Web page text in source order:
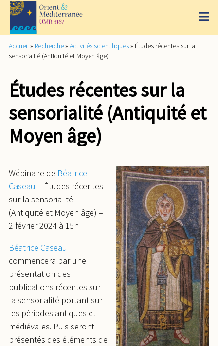
Accueil » Recherche » Activités scientifiques » Études récentes sur la
sensorialité (Antiquité et Moyen âge)
Études récentes sur la
sensorialité (Antiquité et
Moyen âge)
Wébinaire de Béatrice
Caseau – Études récentes
sur la sensorialité
(Antiquité et Moyen âge) –
2 février 2024 à 15h
Béatrice Caseau
commencera par une
présentation des
publications récentes sur
la sensorialité portant sur
les périodes antiques et
médiévales. Puis seront
présentés des éléments de